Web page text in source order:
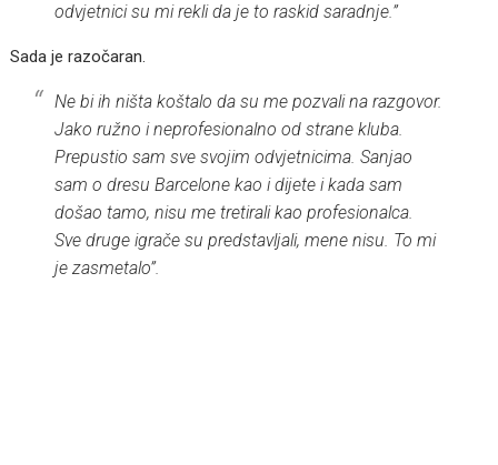
odvjetnici su mi rekli da je to raskid saradnje.”
Sada je razočaran.
Ne bi ih ništa koštalo da su me pozvali na razgovor.
Jako ružno i neprofesionalno od strane kluba.
Prepustio sam sve svojim odvjetnicima. Sanjao
sam o dresu Barcelone kao i dijete i kada sam
došao tamo, nisu me tretirali kao profesionalca.
Sve druge igrače su predstavljali, mene nisu. To mi
je zasmetalo”.